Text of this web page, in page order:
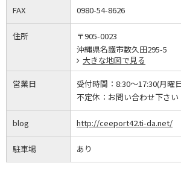
FAX 0980-54-8626
住所
〒905-0023
沖縄県名護市数久田295-5
大きな地図で見る
営業日 受付時間： 8:30～17:30(月曜
不定休： お問い合わせ下さい
blog http://ceeport42.ti-da.net/
駐車場 あり